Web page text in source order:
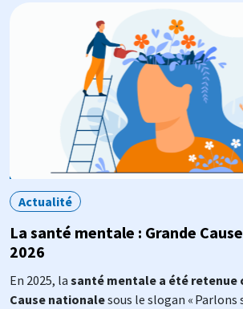
Actualité
La santé mentale : Grande
2026
En 2025, la santé mentale a été retenue
Cause nationalesous le slogan « Parlons